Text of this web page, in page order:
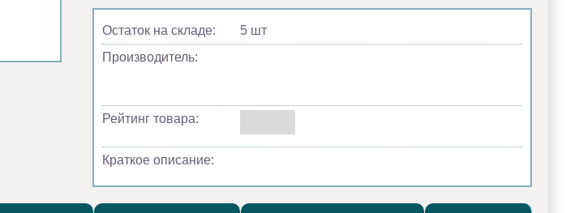
Остаток на складе:
5 шт
Производитель:
Рейтинг товара:
Краткое описание: